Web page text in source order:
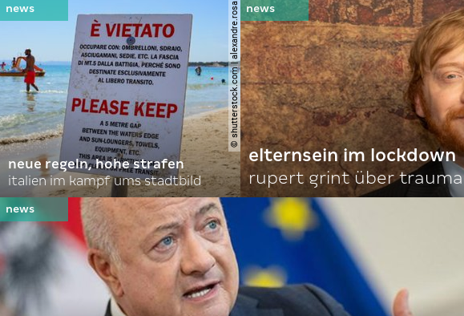
© shutterstock.com | alexandre.rosa
neue regeln, hohe strafen
italien im kampf ums stadtbild
elternsein im lockdown
rupert grint über trauma